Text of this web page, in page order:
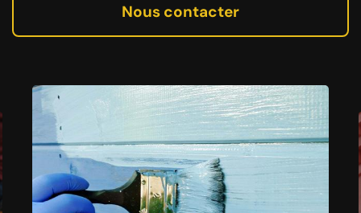
Nous contacter